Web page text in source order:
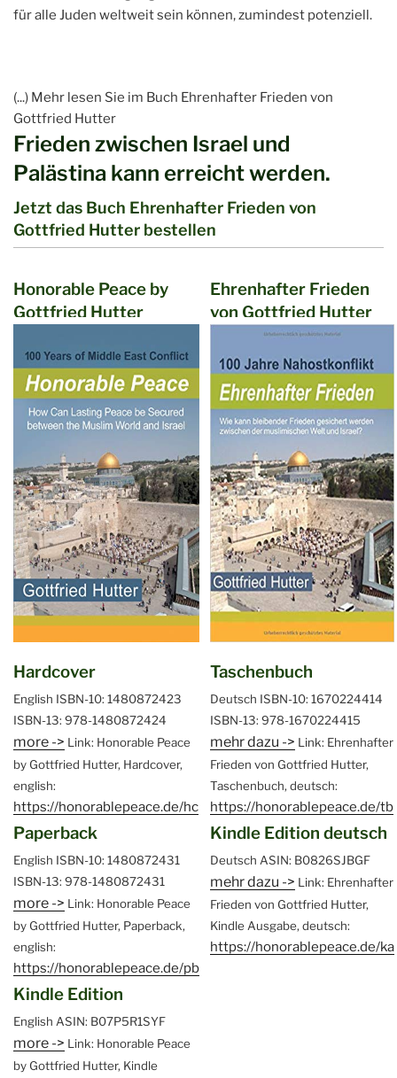
für alle Juden weltweit sein können, zumindest potenziell.
(...) Mehr lesen Sie im Buch Ehrenhafter Frieden von
Gottfried Hutter
Frieden zwischen Israel und
Palästina kann erreicht werden.
Jetzt das Buch Ehrenhafter Frieden von
Gottfried Hutter bestellen
Honorable Peace by
Gottfried Hutter
Hardcover
English ISBN-10: 1480872423
ISBN-13: 978-1480872424
more -> Link: Honorable Peace
by Gottfried Hutter, Hardcover,
english:
https://honorablepeace.de/hc
Paperback
English ISBN-10: 1480872431
ISBN-13: 978-1480872431
more -> Link: Honorable Peace
by Gottfried Hutter, Paperback,
english:
https://honorablepeace.de/pb
Kindle Edition
English ASIN: B07P5R1SYF
more -> Link: Honorable Peace
by Gottfried Hutter, Kindle
Ehrenhafter Frieden
von Gottfried Hutter
Taschenbuch
Deutsch ISBN-10: 1670224414
ISBN-13: 978-1670224415
mehr dazu -> Link: Ehrenhafter
Frieden von Gottfried Hutter,
Taschenbuch, deutsch:
https://honorablepeace.de/tb
Kindle Edition deutsch
Deutsch ASIN: B0826SJBGF
mehr dazu -> Link: Ehrenhafter
Frieden von Gottfried Hutter,
Kindle Ausgabe, deutsch:
https://honorablepeace.de/ka